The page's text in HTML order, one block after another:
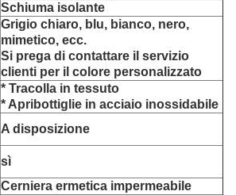
Schiuma isolante
Grigio chiaro, blu, bianco, nero,
mimetico, ecc.
Si prega di contattare il servizio
clienti per il colore personalizzato
* Tracolla in tessuto
* Apribottiglie in acciaio inossidabile
A disposizione
sì
Cerniera ermetica impermeabile